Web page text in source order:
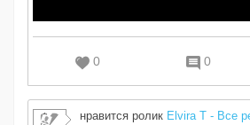
0 0
нравится ролик Elvira T - Все